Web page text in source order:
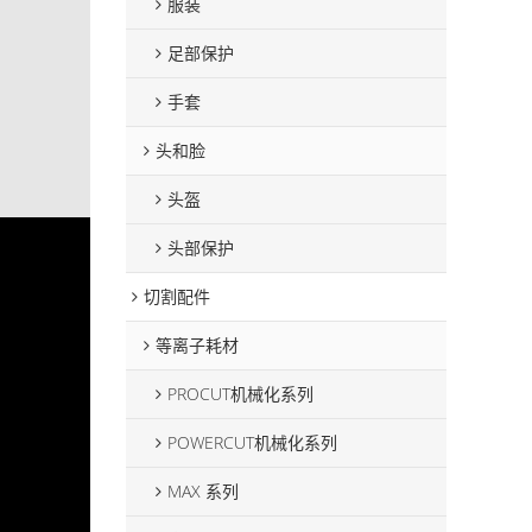
足部保护
手套
头和脸
头盔
头部保护
切割配件
等离子耗材
PROCUT机械化系列
POWERCUT机械化系列
MAX 系列